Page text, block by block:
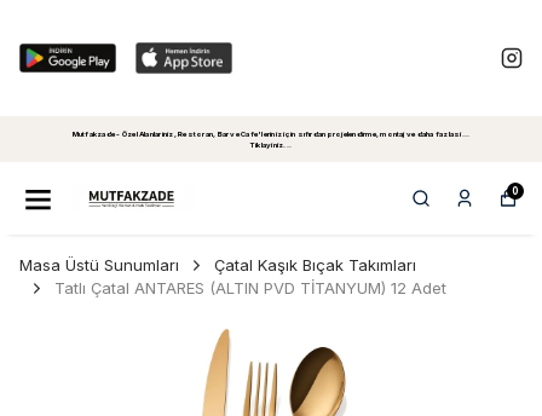
Mutfakzade - Özel Alanlariniz, Restoran, Bar ve Cafe'leriniz için sıfırdan projelendirme, montaj ve daha fazlasi...
Tiklayiniz...
0
Masa Üstü Sunumları
Çatal Kaşık Bıçak Takımları
Tatlı Çatal ANTARES (ALTIN PVD TİTANYUM) 12 Adet